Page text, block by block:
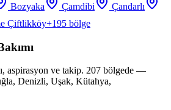
Bozyaka Çamdibi
Çandarlı
Çiftlikköy+195 bölge
aspirasyon ve takip. 207 bölgede —
Denizli, Uşak, Kütahya,